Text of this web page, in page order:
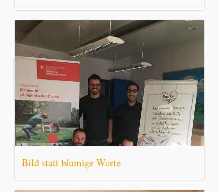
Bild statt blumige Worte